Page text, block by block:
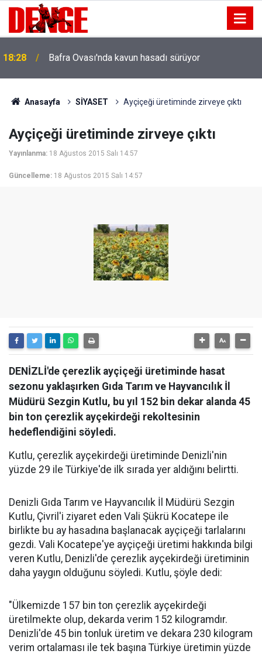
18:28 Bafra Ovası'nda kavun hasadı sürüyor
Anasayfa SİYASET Ayçiçeği üretiminde zirveye çıktı
Ayçiçeği üretiminde zirveye çıktı
Yayınlanma: 18 Ağustos 2015 Salı 14:57
Güncelleme: 18 Ağustos 2015 Salı 14:57
DENİZLİ'de çerezlik ayçiçeği üretiminde hasat
sezonu yaklaşırken Gıda Tarım ve Hayvancılık İl
Müdürü Sezgin Kutlu, bu yıl 152 bin dekar alanda 45
bin ton çerezlik ayçekirdeği rekoltesinin
hedeflendiğini söyledi.
Kutlu, çerezlik ayçekirdeği üretiminde Denizli'nin
yüzde 29 ile Türkiye'de ilk sırada yer aldığını belirtti.
Denizli Gıda Tarım ve Hayvancılık İl Müdürü Sezgin
Kutlu, Çivril'i ziyaret eden Vali Şükrü Kocatepe ile
birlikte bu ay hasadına başlanacak ayçiçeği tarlalarını
gezdi. Vali Kocatepe'ye ayçiçeği üretimi hakkında bilgi
veren Kutlu, Denizli'de çerezlik ayçekirdeği üretiminin
daha yaygın olduğunu söyledi. Kutlu, şöyle dedi:
"Ülkemizde 157 bin ton çerezlik ayçekirdeği
üretilmekte olup, dekarda verim 152 kilogramdır.
Denizli'de 45 bin tonluk üretim ve dekara 230 kilogram
verim ortalaması ile tek başına Türkiye üretimin yüzde